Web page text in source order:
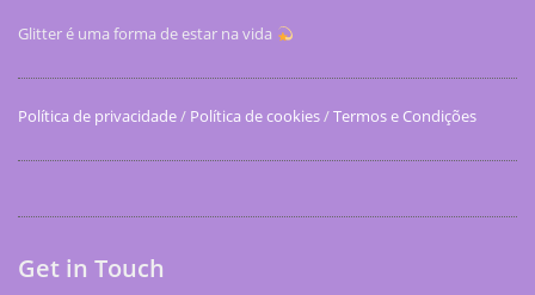
Glitter é uma forma de estar na vida
Política de privacidade/ Política de cookies/Termos e Condições
Get in Touch